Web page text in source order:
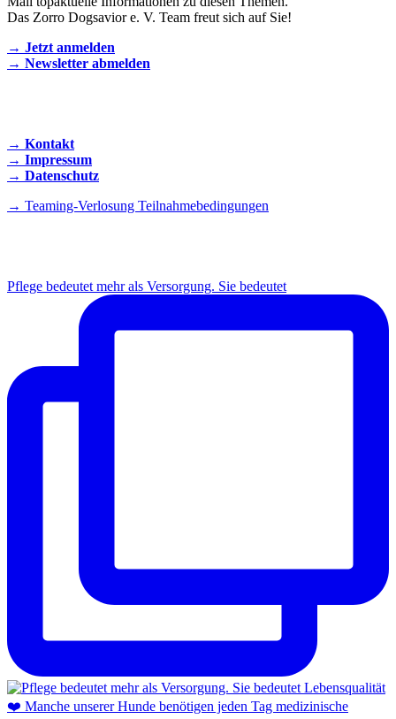
Das Zorro Dogsavior e. V. Team freut sich auf Sie!
→ Jetzt anmelden
→ Newsletter abmelden
→ Kontakt
→ Impressum
→ Datenschutz
→ Teaming-Verlosung Teilnahmebedingungen
Pflege bedeutet mehr als Versorgung. Sie bedeutet